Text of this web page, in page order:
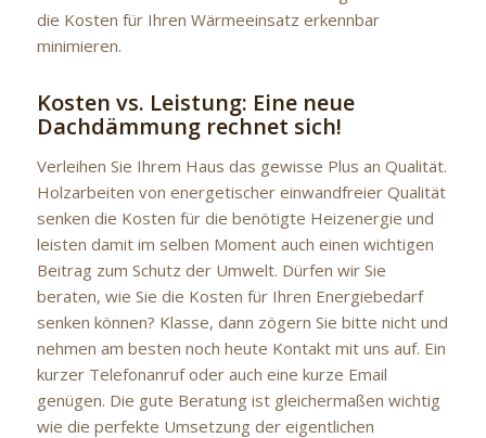
die Kosten für Ihren Wärmeeinsatz erkennbar
minimieren.
Kosten vs. Leistung: Eine neue
Dachdämmung rechnet sich!
Verleihen Sie Ihrem Haus das gewisse Plus an Qualität.
Holzarbeiten von energetischer einwandfreier Qualität
senken die Kosten für die benötigte Heizenergie und
leisten damit im selben Moment auch einen wichtigen
Beitrag zum Schutz der Umwelt. Dürfen wir Sie
beraten, wie Sie die Kosten für Ihren Energiebedarf
senken können? Klasse, dann zögern Sie bitte nicht und
nehmen am besten noch heute Kontakt mit uns auf. Ein
kurzer Telefonanruf oder auch eine kurze Email
genügen. Die gute Beratung ist gleichermaßen wichtig
wie die perfekte Umsetzung der eigentlichen